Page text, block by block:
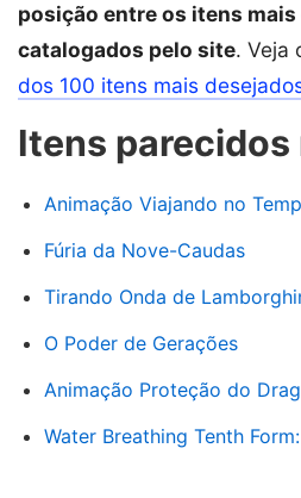
posição entre os itens
catalogados pelo site. Veja
dos 100 itens mais
Itens parecidos
Animação Viajando no
Fúria da Nove-Caudas
Tirando Onda de
O Poder de Gerações
Animação Proteção do
Water Breathing Tenth